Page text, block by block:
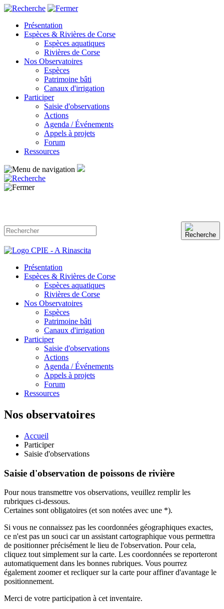
Présentation
Espèces & Rivières de Corse
Espèces aquatiques
Rivières de Corse
Nos Observatoires
Espèces
Patrimoine bâti
Canaux d'irrigation
Participer
Saisie d'observations
Actions
Agenda / Événements
Appels à projets
Forum
Ressources
Présentation
Espèces & Rivières de Corse
Espèces aquatiques
Rivières de Corse
Nos Observatoires
Espèces
Patrimoine bâti
Canaux d'irrigation
Participer
Saisie d'observations
Actions
Agenda / Événements
Appels à projets
Forum
Ressources
Nos observatoires
Accueil
Participer
Saisie d'observations
Saisie d'observation de poissons de rivière
Pour nous transmettre vos observations, veuillez remplir les
rubriques ci-dessous.
Certaines sont obligatoires (et son notées avec une *).
Si vous ne connaissez pas les coordonnées géographiques exactes,
ce n'est pas un souci car un assistant cartographique vous permettra
de positionner précisément le lieu de l'observation. Pour cela,
cliquez tout simplement sur la carte. Les coordonnées se reporteront
automatiquement dans les bonnes rubriques. Vous pourrez
également zoomer et recliquer sur la carte pour affiner d'avantage le
positionnement.
Merci de votre participation à cet inventaire.
Panneau de gestion des cookies